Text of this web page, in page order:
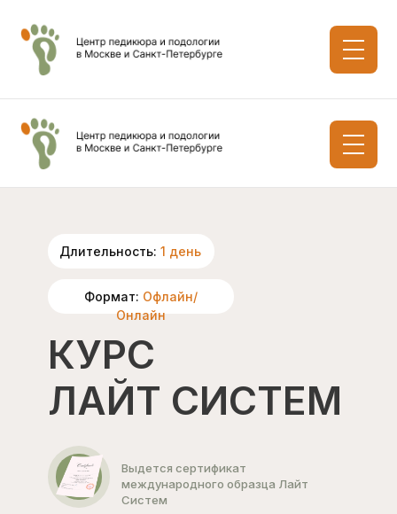
КУРС
ЛАЙТ СИСТЕМ
Длительность: 1 день
Выдется сертификат
международного образца Лайт
Систем
Формат: Офлайн/
Онлайн